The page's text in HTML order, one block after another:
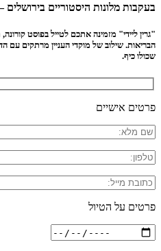
בעקבות מלונות היסטוריים בירושלים
"גרין ליידי" מזמינה אתכם לטייל בפוסט
הבריאות. שילוב של מוקדי העניין מרתקים עם
שכולו כיף.
פרטים אישיים
פרטים על הטיול